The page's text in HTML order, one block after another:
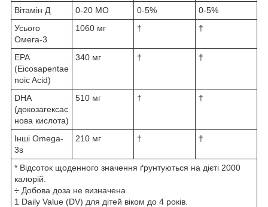
Вітамін Д
0-20 МО 0-5%
0-5%
Усього
Омега-3
1060 мг † †
EPA
(Eicosapentae
noic Acid)
340 мг † †
DHA
(докозагексає
нова кислота)
510 мг † †
Інші Omega-
3s
210 мг † †
* Відсоток щоденного значення ґрунтуються на дієті 2000
калорій.
÷ Добова доза не визначена.
1 Daily Value (DV) для дітей віком до 4 років.